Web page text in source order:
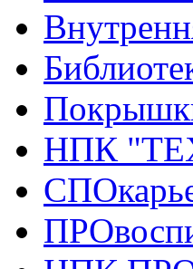
НПК